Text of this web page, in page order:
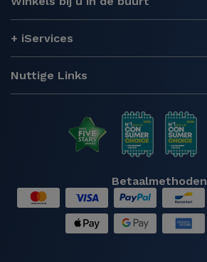
+ iServices
Nuttige Links
Betaalmethoden